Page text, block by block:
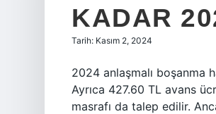
KADAR
Tarih: Kasım 2, 2024
2024 anlaşmalı boşanma
Ayrıca 427.60 TL avans
masrafı da talep edilir.